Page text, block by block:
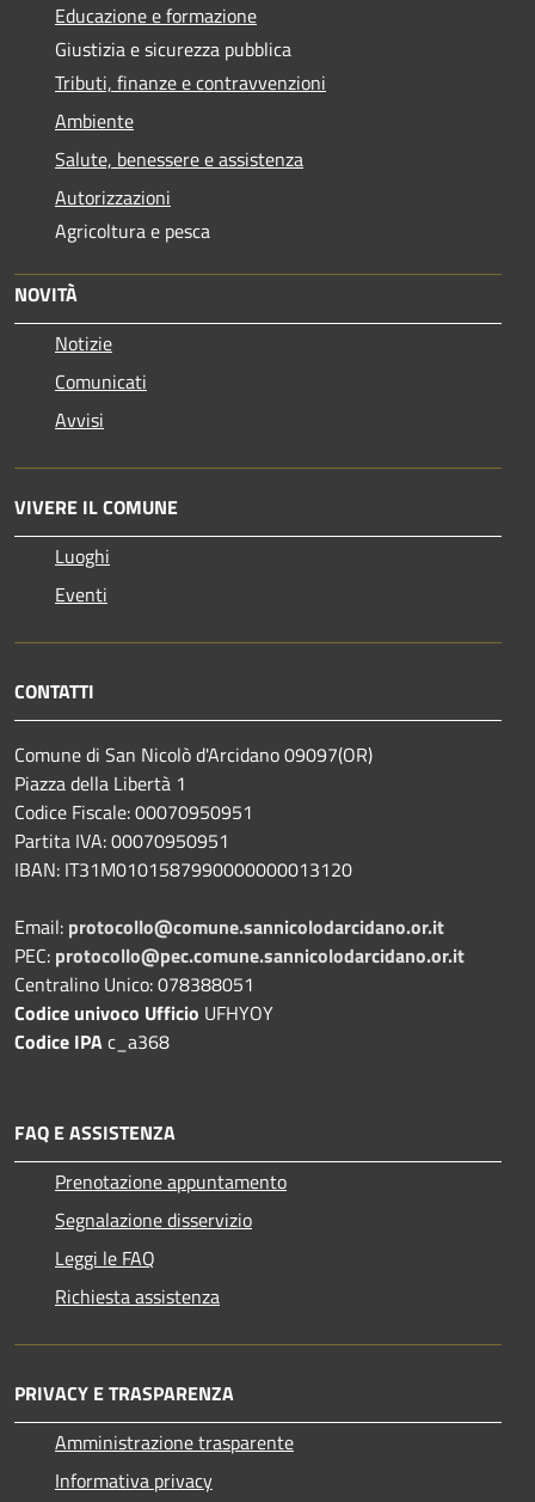
Educazione e formazione
Giustizia e sicurezza pubblica
Tributi, finanze e contravvenzioni
Ambiente
Salute, benessere e assistenza
Autorizzazioni
Agricoltura e pesca
NOVITÀ
Notizie
Comunicati
Avvisi
VIVERE IL COMUNE
Luoghi
Eventi
CONTATTI
Comune di San Nicolò d'Arcidano 09097(OR)
Piazza della Libertà 1
Codice Fiscale: 00070950951
Partita IVA: 00070950951
IBAN: IT31M0101587990000000013120
Email: protocollo@comune.sannicolodarcidano.or.it
PEC: protocollo@pec.comune.sannicolodarcidano.or.it
Centralino Unico: 078388051
Codice univoco Ufficio UFHYOY
Codice IPAc_a368
FAQ E ASSISTENZA
Prenotazione appuntamento
Segnalazione disservizio
Leggi le FAQ
Richiesta assistenza
PRIVACY E TRASPARENZA
Amministrazione trasparente
Informativa privacy